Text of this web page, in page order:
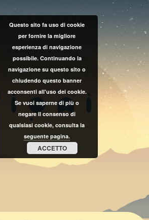
Questo sito fa uso di cookie
per fornire la migliore
esperienza di navigazione
possibile. Continuando la
navigazione su questo sito o
chiudendo questo banner
acconsenti all'uso dei cookie.
Se vuoi saperne di più o
negare il consenso di
qualsiasi cookie, consulta la
seguente pagina.
ACCETTO